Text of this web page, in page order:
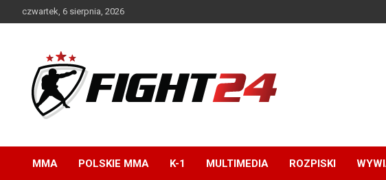
to
czwartek, 6 sierpnia, 2026
K-1, UFC
MMA POLSKIE MMA K-1 MULTIMEDIA ROZPISKI